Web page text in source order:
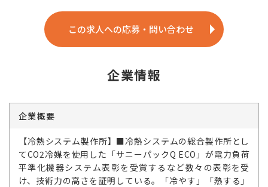
この求人への応募・問い合わせ
企業情報
企業概要
【冷熱システム製作所】■冷熱システムの総合製作所とし
てCO2冷媒を使用した「サニーパックQ ECO」が電力負荷
平準化機器システム表彰を受賞するなど数々の表彰を受
け、技術力の高さを証明している。「冷やす」「熱する」